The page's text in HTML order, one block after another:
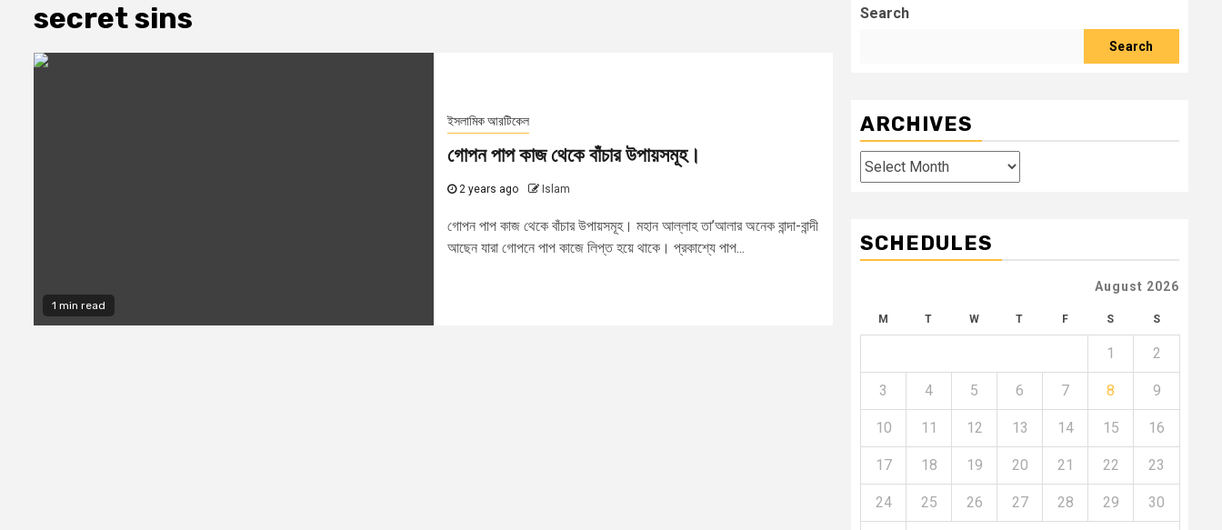
secret sins
1 min read
ইসলামিক আরটিকেল
গোপন পাপ কাজ থেকে বাঁচার উপায়সমূহ।
2 years ago Islam
গোপন পাপ কাজ থেকে বাঁচার উপায়সমূহ। মহান আল্লাহ তা’আলার অনেক বান্দা-বান্দী
আছেন যারা গোপনে পাপ কাজে লিপ্ত হয়ে থাকে। প্রকাশ্যে পাপ...
Search
Search
ARCHIVES
Archives
SCHEDULES
August 2026
M T W T F S S
1 2
3 4 5 6 7 8 9
10 11 12 13 14 15 16
17 18 19 20 21 22 23
24 25 26 27 28 29 30